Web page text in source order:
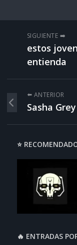
SIGUIENTE ➡️
estos
entienda
⬅️ ANTERIOR
Sasha Grey
⭐
🔥 ENTRADAS